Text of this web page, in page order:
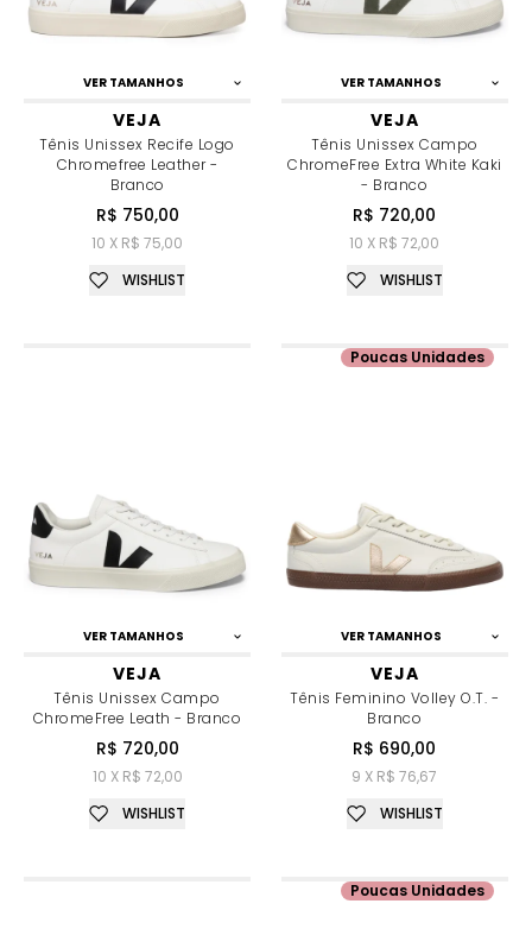
VER TAMANHOS
VEJA
Tênis Unissex Recife Logo
Chromefree Leather -
Branco
R$ 750,00
10 X R$ 75,00
WISHLIST
VER TAMANHOS
VEJA
Tênis Unissex Campo
ChromeFree Extra White Kaki
- Branco
R$ 720,00
10 X R$ 72,00
WISHLIST
VER TAMANHOS
VEJA
Tênis Unissex Campo
ChromeFree Leath - Branco
R$ 720,00
10 X R$ 72,00
WISHLIST
VER TAMANHOS
VEJA
Tênis Feminino Volley O.T. -
Branco
R$ 690,00
9 X R$ 76,67
Poucas Unidades
WISHLIST
Poucas Unidades